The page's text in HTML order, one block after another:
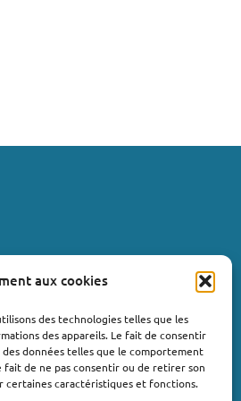
aux cookies
des technologies telles que les
des appareils. Le fait de consentir
données telles que le comportement
fait de ne pas consentir ou de retirer son
caractéristiques et fonctions.